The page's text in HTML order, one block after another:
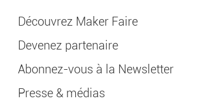
Découvrez Maker Faire
Devenez partenaire
Abonnez-vous à la Newsletter
Presse & médias